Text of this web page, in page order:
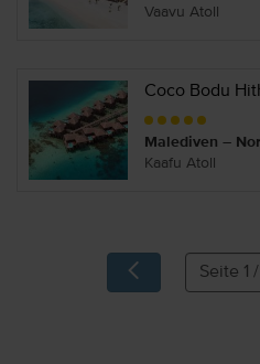
Vaavu Atoll
Coco Bodu
Malediven –
Kaafu Atoll